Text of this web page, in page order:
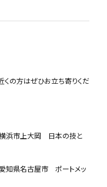
くの方はぜひお立ち寄りくだ
浜市上大岡 日本の技と
知県名古屋市 ポートメッ